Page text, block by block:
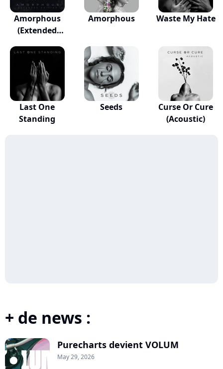
Amorphous
(Extended
Amorphous Waste My Hate
Last One
Standing
Seeds
Curse Or Cure
(Acoustic)
+ de news :
Purecharts devient VOLUM
May 29, 2026